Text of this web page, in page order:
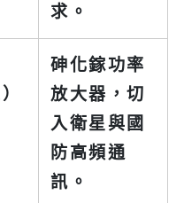
求。
砷化鎵功率
放大器，切
入衛星與國
防高頻通
訊。